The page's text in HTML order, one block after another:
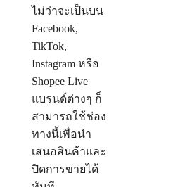
ไม่ว่าจะเป็นบน
Facebook,
TikTok,
Instagram หรือ
Shopee Live
แบรนด์ต่างๆ ก็
สามารถใช้ช่อง
ทางนี้เพื่อนำ
เสนอสินค้าและ
ปิดการขายได้